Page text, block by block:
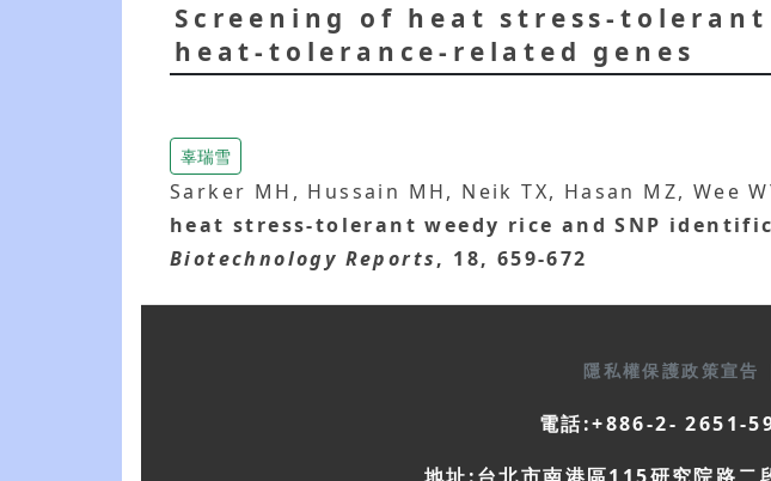
Screening of heat stress-
heat-tolerance-related genes
辜瑞雪
Sarker MH, Hussain MH, Neik TX, Hasan MZ, Wee
heat stress-tolerant weedy rice and SNP
Biotechnology Reports, 18, 659-672
隱私權保護政策宣告
電話:+886-2- 2651-